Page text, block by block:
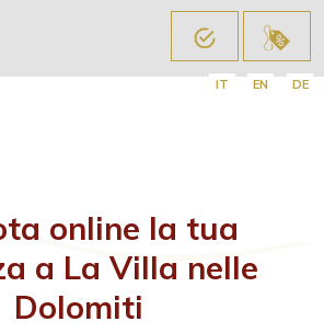
IT EN DE
online la tua
a La Villa nelle
Dolomiti